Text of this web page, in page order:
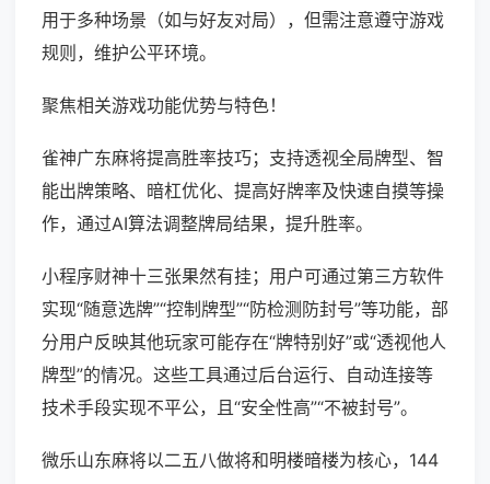
用于多种场景（如与好友对局），但需注意遵守游戏
规则，维护公平环境。
聚焦相关游戏功能优势与特色！
雀神广东麻将提高胜率技巧；支持透视全局牌型、智
能出牌策略、暗杠优化、提高好牌率及快速自摸等操
作，通过AI算法调整牌局结果，提升胜率。
小程序财神十三张果然有挂；用户可通过第三方软件
实现“随意选牌”“控制牌型”“防检测防封号”等功能，部
分用户反映其他玩家可能存在“牌特别好”或“透视他人
牌型”的情况。这些工具通过后台运行、自动连接等
技术手段实现不平公，且“安全性高”“不被封号”。
微乐山东麻将以二五八做将和明楼暗楼为核心，144